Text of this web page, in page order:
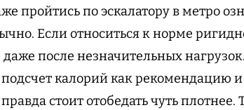
пройтись по эскалатору в метро
Если относиться к норме
даже после незначительных
калорий как рекомендацию
стоит отобедать чуть